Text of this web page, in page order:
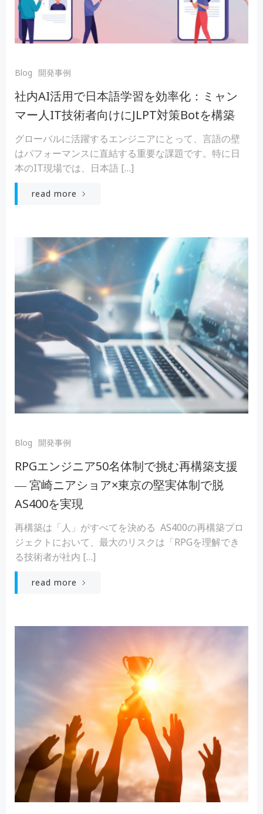
Blog 開発事例
社内AI活用で日本語学習を効率化：ミャン
マー人IT技術者向けにJLPT対策Botを構築
グローバルに活躍するエンジニアにとって、言語の壁
はパフォーマンスに直結する重要な課題です。特に日
本のIT現場では、日本語 […]
read more
Blog 開発事例
RPGエンジニア50名体制で挑む再構築支援
― 宮崎ニアショア×東京の堅実体制で脱
AS400を実現
再構築は「人」がすべてを決める AS400の再構築プロ
ジェクトにおいて、最大のリスクは「RPGを理解でき
る技術者が社内 […]
read more